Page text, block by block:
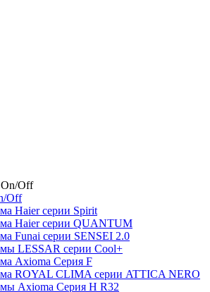
Off
Haier серии Spirit
Haier серии QUANTUM
Funai серии SENSEI 2.0
LESSAR серии Cool+
Axioma Серия F
ROYAL CLIMA серии ATTICA NERO
Axioma Серия H R32